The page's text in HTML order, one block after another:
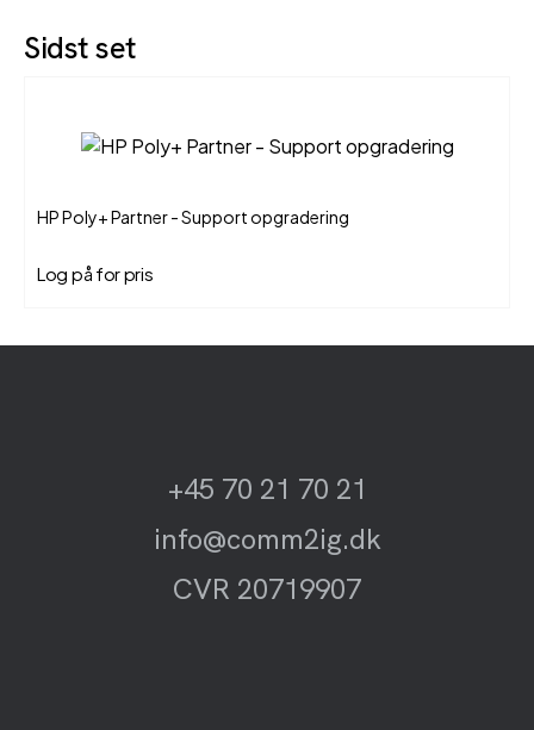
Sidst set
HP Poly+ Partner - Support opgradering
Log på for pris
+45 70 21 70 21
info@comm2ig.dk
CVR 20719907